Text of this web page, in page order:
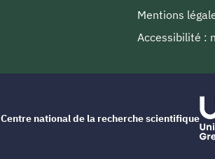
Mentions
Accessibilité :
Centre national de la recherche scientifique